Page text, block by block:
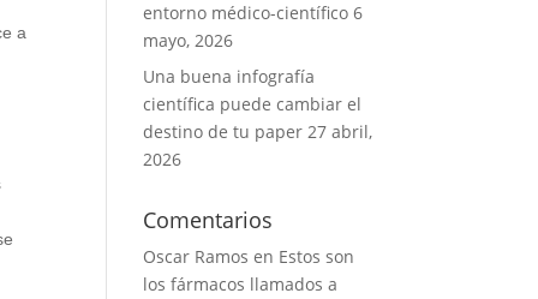
a
entorno médico-científico 6
mayo, 2026
Una buena infografía
científica puede cambiar el
destino de tu paper 27 abril,
2026
Comentarios
Oscar Ramos en Estos son
los fármacos llamados a